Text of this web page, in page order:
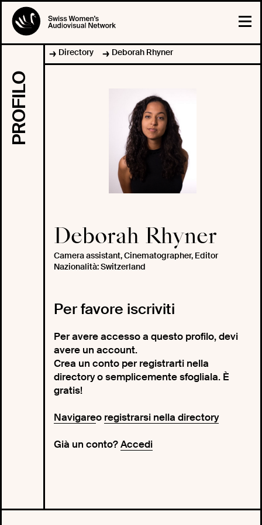
Directory Deborah Rhyner
PROFILO
Deborah Rhyner
Camera assistant, Cinematographer, Editor
Nazionalità: Switzerland
Per favore iscriviti
Per avere accesso a questo profilo, devi
avere un account.
Crea un conto per registrarti nella
directory o semplicemente sfogliala. È
gratis!
Navigareo registrarsi nella directory
Già un conto?Accedi